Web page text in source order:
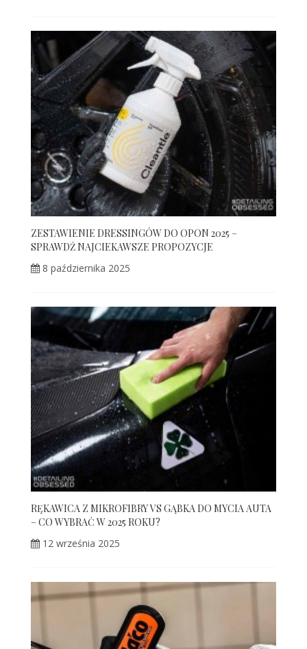
ZESTAWIENIE DRESSINGÓW DO OPON 2025 –
SPRAWDŹ NAJCIEKAWSZE PROPOZYCJE
8 października 2025
RĘKAWICA Z MIKROFIBRY VS GĄBKA DO MYCIA AUTA
– CO WYBRAĆ W 2025 ROKU?
12 września 2025